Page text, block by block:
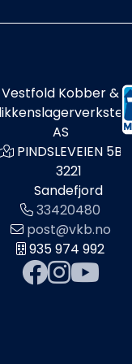
Vestfold Kobber &
AS
PINDSLEVEIEN 5B
3221
Sandefjord
33420480
post@vkb.no
935 974 992